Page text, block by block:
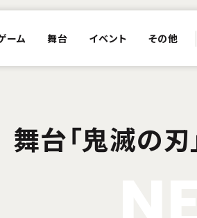
ーム 舞台 イベント その他
舞台「鬼滅の